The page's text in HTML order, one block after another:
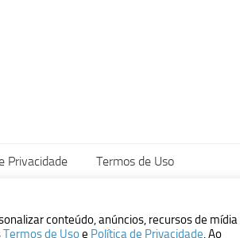
Privacidade Termos de Uso
conteúdo, anúncios, recursos de mídia
Termos de Usoe Política de Privacidade. Ao